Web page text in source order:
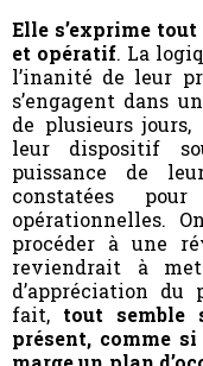
Elle s’exprime
et opératif. La
l’inanité de leur
s’engagent dans
de plusieurs
leur dispositif
puissance de
constatées
opérationnelles.
procéder à une
reviendrait à
d’appréciation du
fait, tout semble
présent, comme si